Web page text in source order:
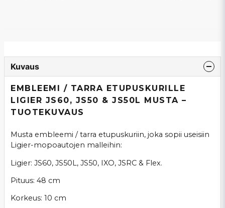
Kuvaus
EMBLEEMI / TARRA ETUPUSKURILLE
LIGIER JS60, JS50 & JS50L MUSTA –
TUOTEKUVAUS
Musta embleemi / tarra etupuskuriin, joka sopii useisiin
Ligier-mopoautojen malleihin:
Ligier: JS60, JS50L, JS50, IXO, JSRC & Flex.
Pituus: 48 cm
Korkeus: 10 cm